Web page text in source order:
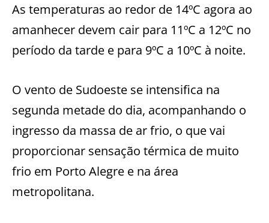
As temperaturas ao redor de 14ºC agora ao
amanhecer devem cair para 11ºC a 12ºC no
período da tarde e para 9ºC a 10ºC à noite.
O vento de Sudoeste se intensifica na
segunda metade do dia, acompanhando o
ingresso da massa de ar frio, o que vai
proporcionar sensação térmica de muito
frio em Porto Alegre e na área
metropolitana.